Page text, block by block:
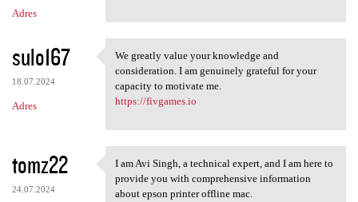
Adres
sulo167
18.07.2024
Adres
We greatly value your
We greatly value your knowledge and
consideration. I am genuinely grateful for your
capacity to motivate me.
https://fivgames.io
tomz22
24.07.2024
I am Avi Singh, a technical
I am Avi Singh, a technical expert, and I am here to
provide you with comprehensive information
about epson printer offline mac.